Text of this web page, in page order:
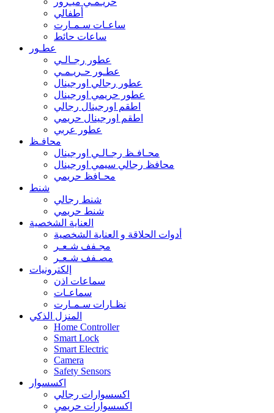
أطفالي
ساعـات سـمـارت
ساعات حائط
عطـور
عطور رجـالـي
عطـور حـريـمـي
عطور رجالي اورجينال
عطور حريمي اورجينال
اطقم اورجينال رجالي
اطقم اورجينال حريمي
عطور عربي
محافـظ
محـافـظ رجـالـي اورجينال
محافظ رجالي سيمي اورجينال
محـافظ حريمي
شنط
شنط رجالي
شنط حريمي
العناية الشخصية
أدوات الحلاقة و العناية الشخصية
مجـفف شـعـر
مصـفف شـعـر
إلكترونيات
سماعات اذن
سماعـات
نظـارات سـمـارت
المنزل الذكي
Home Controller
Smart Lock
Smart Electric
Camera
Safety Sensors
اكسسوار
اكسسوارات رجالي
اكسسوارات حريمي